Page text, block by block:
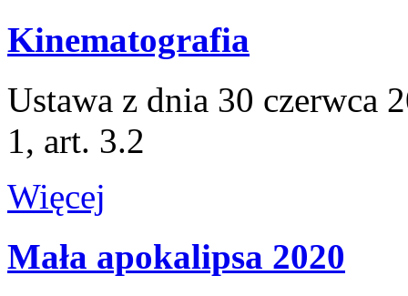
Kinematografia
Ustawa z dnia 30 czerwca
1, art. 3.2
Więcej
Mała apokalipsa 2020